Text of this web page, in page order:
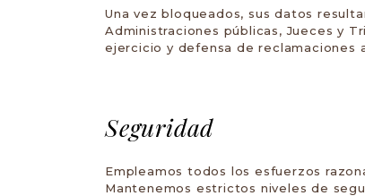
Una vez bloqueados, sus datos
Administraciones públicas, Jueces y
ejercicio y defensa de reclamaciones
Seguridad
Empleamos todos los esfuerzos
Mantenemos estrictos niveles de